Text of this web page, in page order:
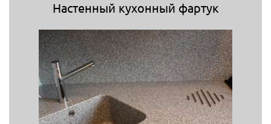
Настенный кухонный фартук